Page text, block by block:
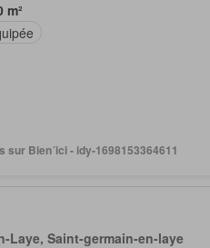
m²
sur Bien´ici - idy-1698153364611
Laye, Saint-germain-en-laye